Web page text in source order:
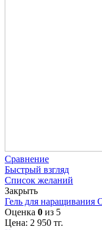
Сравнение
Быстрый взгляд
Список желаний
Закрыть
Гель для
Оценка 0 из 5
Цена: 2 950 тг.